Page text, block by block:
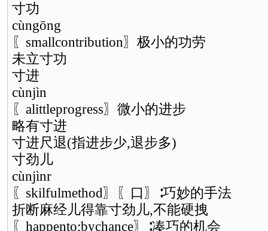
寸功
cùngōng
〖smallcontribution〗极小的功劳
未立寸功
寸进
cùnjìn
〖alittleprogress〗微小的进步
略有寸进
寸进尺退(指进步少,退步多)
寸劲儿
cùnjìnr
〖skilfulmethod〗〖口〗∶巧妙的手法
折断麻经儿得靠寸劲儿,不能硬拽
〖happento;bychance〗∶凑巧的机会